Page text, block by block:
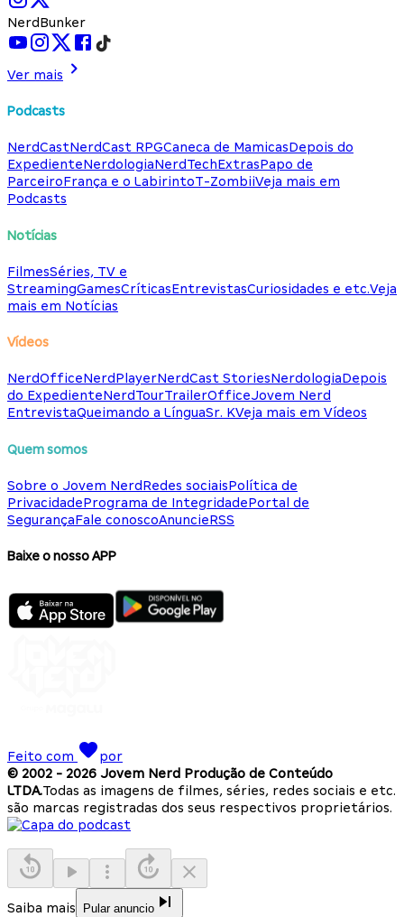
NerdBunker
Ver mais
Podcasts
NerdCastNerdCast RPGCaneca de MamicasDepois do
ExpedienteNerdologiaNerdTechExtrasPapo de
ParceiroFrança e o LabirintoT-ZombiiVeja mais em
Podcasts
Notícias
FilmesSéries, TV e
StreamingGamesCríticasEntrevistasCuriosidades e etc.Veja
mais em Notícias
Vídeos
NerdOfficeNerdPlayerNerdCast StoriesNerdologiaDepois
do ExpedienteNerdTourTrailerOfficeJovem Nerd
EntrevistaQueimando a LínguaSr. KVeja mais em Vídeos
Quem somos
Sobre o Jovem NerdRedes sociaisPolítica de
PrivacidadePrograma de IntegridadePortal de
SegurançaFale conoscoAnuncieRSS
Baixe o nosso APP
Feito com
por
© 2002 - 2026 Jovem Nerd Produção de Conteúdo
LTDA.Todas as imagens de filmes, séries, redes sociais e etc.
são marcas registradas dos seus respectivos proprietários.
Saiba mais Pular anuncio